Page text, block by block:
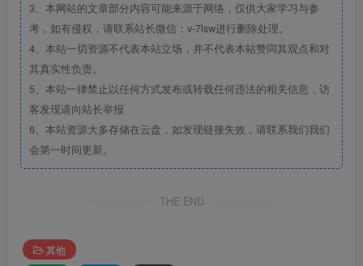
3、本网站的文章部分内容可能来源于网络，仅供大家学习与参
考，如有侵权，请联系站长微信：v-7lsw进行删除处理。
4、本站一切资源不代表本站立场，并不代表本站赞同其观点和对
其真实性负责。
5、本站一律禁止以任何方式发布或转载任何违法的相关信息，访
客发现请向站长举报
6、本站资源大多存储在云盘，如发现链接失效，请联系我们我们
会第一时间更新。
THE END
其他